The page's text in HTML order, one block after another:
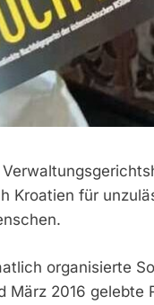
Kroatien für
organisierte
März 2016